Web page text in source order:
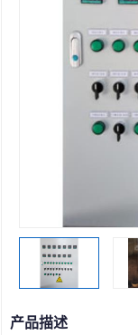
产品描述